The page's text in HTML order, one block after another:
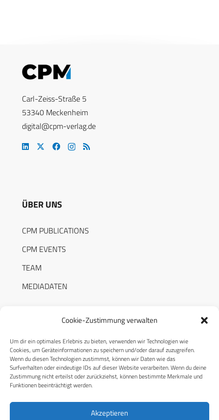
Cookie-Zustimmung verwalten
Um dir ein optimales Erlebnis zu bieten, verwenden wir Technologien wie
Cookies, um Geräteinformationen zu speichern und/oder darauf zuzugreifen.
Wenn du diesen Technologien zustimmst, können wir Daten wie das
Surfverhalten oder eindeutige IDs auf dieser Website verarbeiten. Wenn du deine
Zustimmung nicht erteilst oder zurückziehst, können bestimmte Merkmale und
Funktionen beeinträchtigt werden.
Akzeptieren
Carl-Zeiss-Straße 5
53340 Meckenheim
digital@cpm-verlag.de
ÜBER UNS
CPM PUBLICATIONS
CPM EVENTS
TEAM
MEDIADATEN
RECHTLICHES
Datenschutzerklärung
Cookie-Richtlinie (EU)